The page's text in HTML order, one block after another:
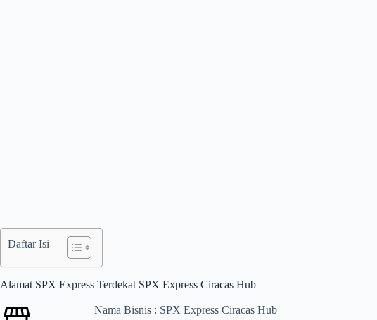
Daftar Isi
Alamat SPX Express Terdekat SPX Express Ciracas Hub
Nama Bisnis : SPX Express Ciracas Hub